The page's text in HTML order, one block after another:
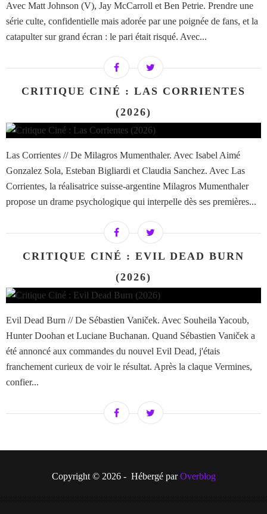
Avec Matt Johnson (V), Jay McCarroll et Ben Petrie. Prendre une
série culte, confidentielle mais adorée par une poignée de fans, et la
catapulter sur grand écran : le pari était risqué. Avec...
CRITIQUE CINÉ : LAS CORRIENTES
(2026)
Las Corrientes // De Milagros Mumenthaler. Avec Isabel Aimé
Gonzalez Sola, Esteban Bigliardi et Claudia Sanchez. Avec Las
Corrientes, la réalisatrice suisse-argentine Milagros Mumenthaler
propose un drame psychologique qui interpelle dès ses premières...
CRITIQUE CINÉ : EVIL DEAD BURN
(2026)
Evil Dead Burn // De Sébastien Vaniček. Avec Souheila Yacoub,
Hunter Doohan et Luciane Buchanan. Quand Sébastien Vaniček a
été annoncé aux commandes du nouvel Evil Dead, j'étais
franchement curieux de voir le résultat. Après la claque Vermines,
confier...
Copyright © 2026 - Hébergé parOverblog